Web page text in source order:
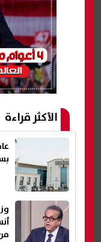
الأكثر قراءة